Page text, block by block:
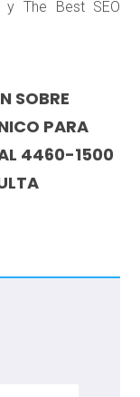
y The Best SEO
SOBRE
PARA
AL 4460-1500